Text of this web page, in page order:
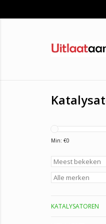
Min: €0
KATALYSATOREN